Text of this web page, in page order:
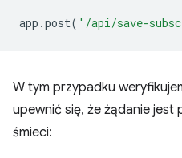
app .post( '/api/save-
W tym przypadku
upewnić się, że żądanie jest
śmieci: